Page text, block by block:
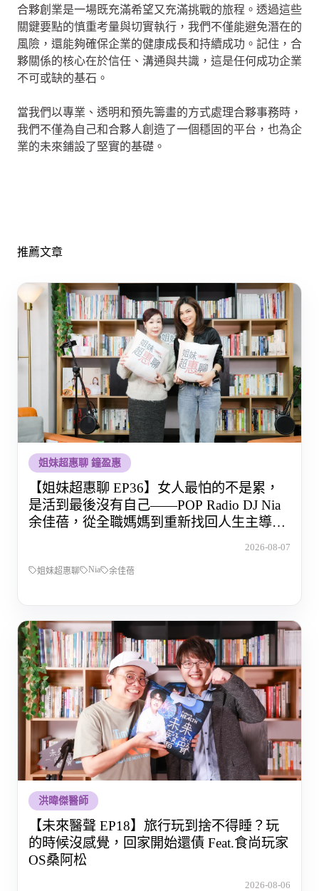
合夥創業是一場既充滿希望又充滿挑戰的旅程。透過這些
關鍵要點的慎重考量與切實執行，我們不僅能避免潛在的
風險，還能夠確保企業的健康成長和持續成功。記住，合
夥關係的核心在於信任、溝通與共識，這是任何成功企業
不可或缺的基石。
當我們以專業、透明和預先籌畫的方式處理合夥事務時，
我們不僅為自己和合夥人創造了一個穩固的平台，也為企
業的未來鋪設了堅實的基礎。
推薦文章
姐妹超惠聊 鐘盈惠
【姐妹超惠聊 EP36】女人最怕的不是累，
是活到最後沒有自己——POP Radio DJ Nia
余佳蓓，從全職媽媽到重新找回人生主導權
2026-08-07
姐妹超惠聊 Nia 余佳蓓
洪暐傑醫師
【未來醫聲 EP18】旅行玩到捨不得睡？玩
的時候沒感覺，回家開始還債 Feat.食尚玩家
OS桑阿松
2026-08-06